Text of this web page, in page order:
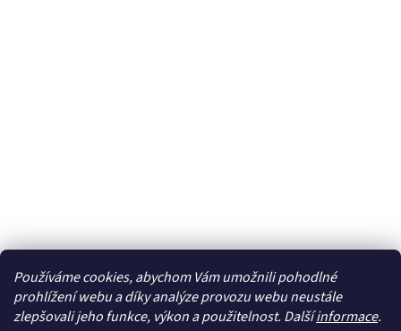
Používáme cookies, abychom Vám umožnili pohodlné
prohlížení webu a díky analýze provozu webu neustále
zlepšovali jeho funkce, výkon a použitelnost. Dalšíinformace.
Sledovat na Instagramu